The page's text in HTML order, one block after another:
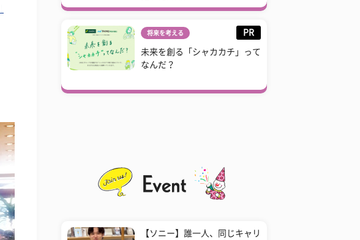
将来を考える PR
未来を創る「シャカカチ」って
なんだ？
【ソニー】誰一人、同じキャリ